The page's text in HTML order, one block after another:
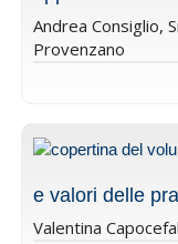
Andrea Consiglio,
Provenzano
e valori delle
Valentina